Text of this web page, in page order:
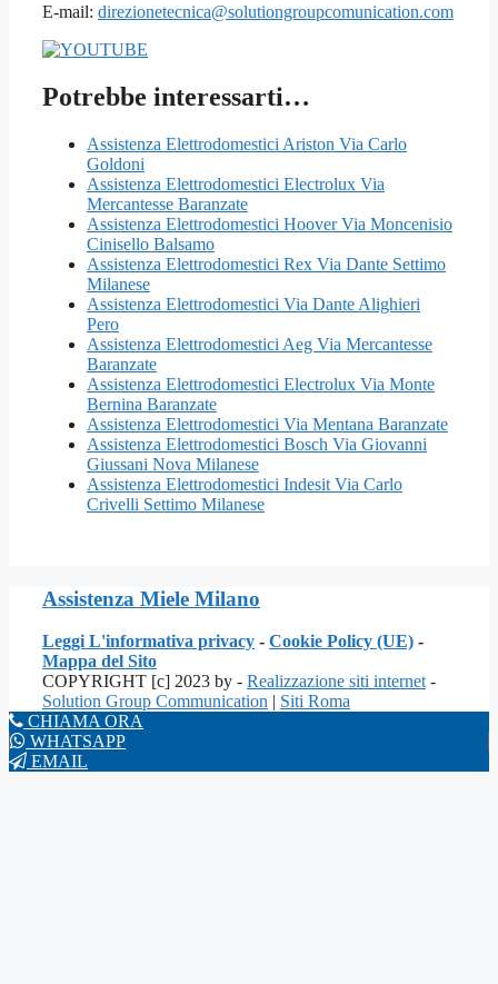
E-mail: direzionetecnica@solutiongroupcomunication.com
Potrebbe interessarti…
Assistenza Elettrodomestici Ariston Via Carlo
Goldoni
Assistenza Elettrodomestici Electrolux Via
Mercantesse Baranzate
Assistenza Elettrodomestici Hoover Via Moncenisio
Cinisello Balsamo
Assistenza Elettrodomestici Rex Via Dante Settimo
Milanese
Assistenza Elettrodomestici Via Dante Alighieri
Pero
Assistenza Elettrodomestici Aeg Via Mercantesse
Baranzate
Assistenza Elettrodomestici Electrolux Via Monte
Bernina Baranzate
Assistenza Elettrodomestici Via Mentana Baranzate
Assistenza Elettrodomestici Bosch Via Giovanni
Giussani Nova Milanese
Assistenza Elettrodomestici Indesit Via Carlo
Crivelli Settimo Milanese
Assistenza Miele Milano
Leggi L'informativa privacy - Cookie Policy (UE) -
Mappa del Sito
COPYRIGHT [c] 2023 by - Realizzazione siti internet -
Solution Group Communication | Siti Roma
CHIAMA ORA
WHATSAPP
EMAIL